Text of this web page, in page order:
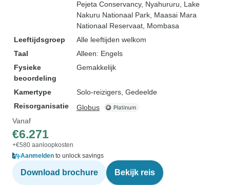
Pejeta Conservancy, Nyahururu , Lake
Nakuru Nationaal Park , Maasai Mara
Nationaal Reservaat , Mombasa
Leeftijdsgroep
Alle leeftijden welkom
Taal
Alleen: Engels
Fysieke
beoordeling
Gemakkelijk
Kamertype
Solo-reizigers, Gedeelde
Reisorganisatie
Globus
Vanaf
€6.271
+€580 aanloopkosten
Aanmelden to unlock savings
Download brochure Bekijk reis